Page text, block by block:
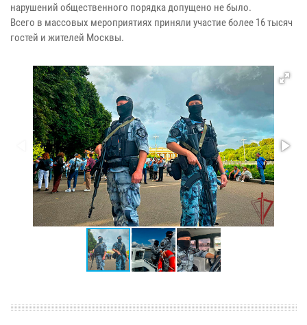
нарушений общественного порядка допущено не было.
Всего в массовых мероприятиях приняли участие более 16 тысяч
гостей и жителей Москвы.